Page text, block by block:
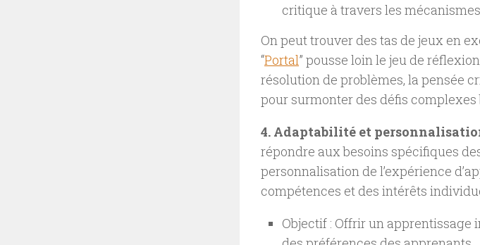
critique à travers les
On peut trouver des tas de jeux en
“Portal” pousse loin le jeu de
résolution de problèmes, la pensée
pour surmonter des défis complexes
4. Adaptabilité et
répondre aux besoins spécifiques
personnalisation de l’expérience
compétences et des intérêts
Objectif : Offrir un